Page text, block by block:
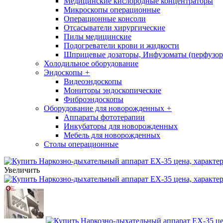
Микроскопы операционные
Операционные консоли
Отсасыватели хирургические
Пилы медицинские
Подогреватели крови и жидкости
Шприцевые дозаторы, Инфузоматы
Холодильное оборудование
Эндоскопы +
Видеоэндоскопы
Мониторы эндоскопические
Фиброэндоскопы
Оборудование для новорожденных +
Аппараты фототерапии
Инкубаторы для новорожденных
Мебель для новорожденных
Столы операционные
Увеличить